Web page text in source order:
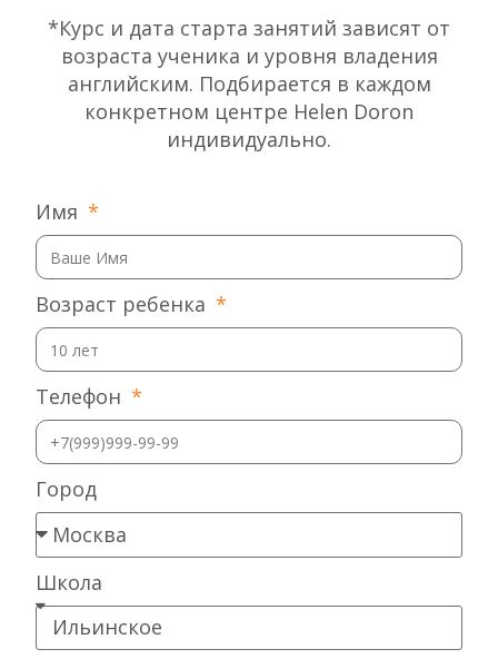
*Курс и дата старта занятий зависят от
возраста ученика и уровня владения
английским. Подбирается в каждом
конкретном центре Helen Doron
индивидуально.
Имя
Возраст ребенка
Телефон
Город
Школа